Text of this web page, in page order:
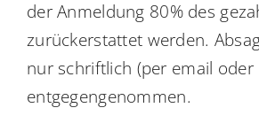
der Anmeldung 80% des
zurückerstattet werden.
nur schriftlich (per email oder
entgegengenommen.